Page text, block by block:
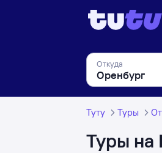
Откуда
Туту Туры
Туры на